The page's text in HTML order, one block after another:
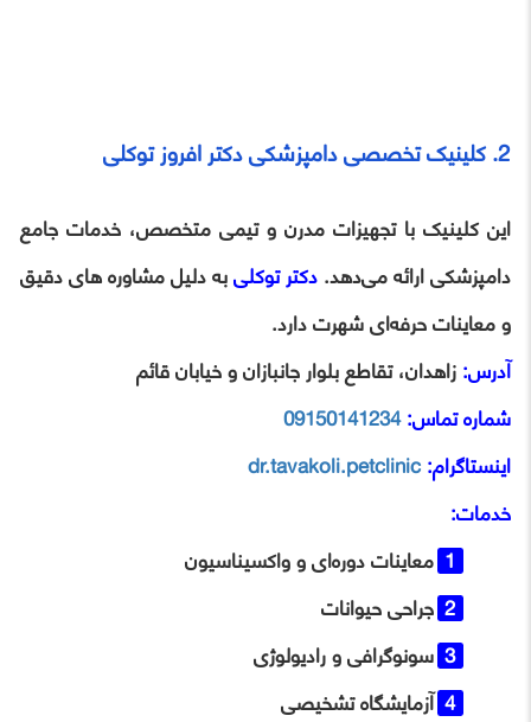
2. کلینیک تخصصی دامپزشکی دکتر افروز توکلی
این کلینیک با تجهیزات مدرن و تیمی متخصص، خدمات جامع
دامپزشکی ارائه می‌دهد.دکتر توکلیبه دلیل مشاوره‌ های دقیق
و معاینات حرفه‌ای شهرت دارد.
آدرس:زاهدان، تقاطع بلوار جانبازان و خیابان قائم
شماره تماس:09150141234
اینستاگرام:dr.tavakoli.petclinic
خدمات:
معاینات دوره‌ای و واکسیناسیون
جراحی حیوانات
سونوگرافی و رادیولوژی
آزمایشگاه تشخیصی